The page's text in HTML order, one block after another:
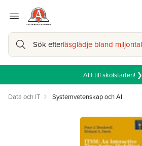
Sök efterläsglädje bland
Allt till skolstarten! ❯
Data och IT Systemvetenskap och AI